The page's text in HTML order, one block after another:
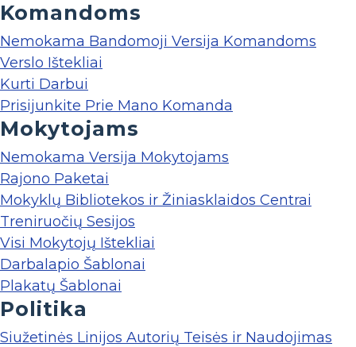
Komandoms
Nemokama Bandomoji Versija Komandoms
Verslo Ištekliai
Kurti Darbui
Prisijunkite Prie Mano Komanda
Mokytojams
Nemokama Versija Mokytojams
Rajono Paketai
Mokyklų Bibliotekos ir Žiniasklaidos Centrai
Treniruočių Sesijos
Visi Mokytojų Ištekliai
Darbalapio Šablonai
Plakatų Šablonai
Politika
Siužetinės Linijos Autorių Teisės ir Naudojimas